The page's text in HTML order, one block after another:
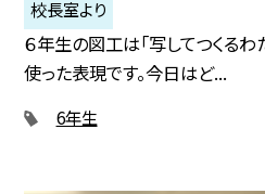
校長室より
６年生の図工は「写してつくる
使った表現です。今日はど...
6年生